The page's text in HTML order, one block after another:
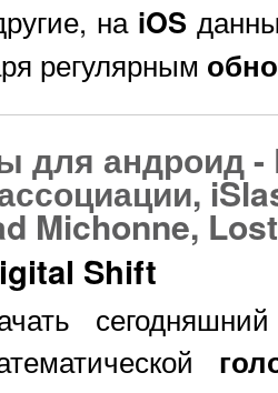
на iOS
регулярным
для андроид -
Michonne,
Shift